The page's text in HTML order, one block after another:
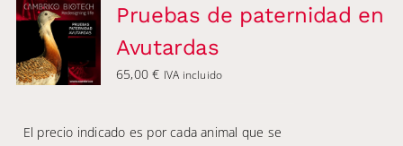
Pruebas de paternidad en
Avutardas
65,00€ IVA incluido
El precio indicado es por cada animal que se